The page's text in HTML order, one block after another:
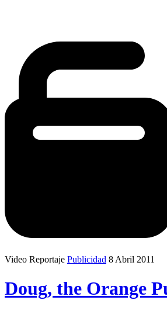
Video Reportaje Publicidad 8 Abril 2011
Doug, the Orange